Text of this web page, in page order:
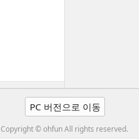
PC 버전으로 이동
Copyright © ohfun All rights reserved.